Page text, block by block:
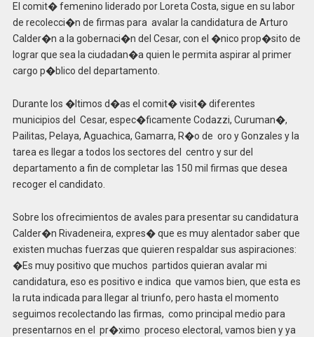
El comit� femenino liderado por Loreta Costa, sigue en su labor
de recolecci�n de firmas para avalar la candidatura de Arturo
Calder�n a la gobernaci�n del Cesar, con el �nico prop�sito de
lograr que sea la ciudadan�a quien le permita aspirar al primer
cargo p�blico del departamento.
Durante los �ltimos d�as el comit� visit� diferentes
municipios del Cesar, espec�ficamente Codazzi, Curuman�,
Pailitas, Pelaya, Aguachica, Gamarra, R�o de oro y Gonzales y la
tarea es llegar a todos los sectores del centro y sur del
departamento a fin de completar las 150 mil firmas que desea
recoger el candidato.
Sobre los ofrecimientos de avales para presentar su candidatura
Calder�n Rivadeneira, expres� que es muy alentador saber que
existen muchas fuerzas que quieren respaldar sus aspiraciones:
�Es muy positivo que muchos partidos quieran avalar mi
candidatura, eso es positivo e indica que vamos bien, que esta es
la ruta indicada para llegar al triunfo, pero hasta el momento
seguimos recolectando las firmas, como principal medio para
presentarnos en el pr�ximo proceso electoral, vamos bien y ya